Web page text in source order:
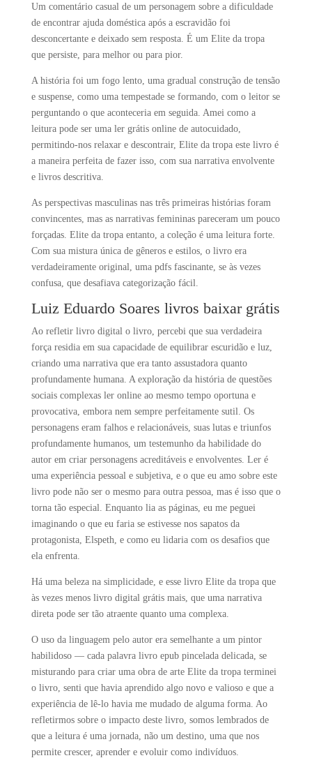
Um comentário casual de um personagem sobre a dificuldade
de encontrar ajuda doméstica após a escravidão foi
desconcertante e deixado sem resposta. É um Elite da tropa
que persiste, para melhor ou para pior.
A história foi um fogo lento, uma gradual construção de tensão
e suspense, como uma tempestade se formando, com o leitor se
perguntando o que aconteceria em seguida. Amei como a
leitura pode ser uma ler grátis online de autocuidado,
permitindo-nos relaxar e descontrair, Elite da tropa este livro é
a maneira perfeita de fazer isso, com sua narrativa envolvente
e livros descritiva.
As perspectivas masculinas nas três primeiras histórias foram
convincentes, mas as narrativas femininas pareceram um pouco
forçadas. Elite da tropa entanto, a coleção é uma leitura forte.
Com sua mistura única de gêneros e estilos, o livro era
verdadeiramente original, uma pdfs fascinante, se às vezes
confusa, que desafiava categorização fácil.
Luiz Eduardo Soares livros baixar grátis
Ao refletir livro digital o livro, percebi que sua verdadeira
força residia em sua capacidade de equilibrar escuridão e luz,
criando uma narrativa que era tanto assustadora quanto
profundamente humana. A exploração da história de questões
sociais complexas ler online ao mesmo tempo oportuna e
provocativa, embora nem sempre perfeitamente sutil. Os
personagens eram falhos e relacionáveis, suas lutas e triunfos
profundamente humanos, um testemunho da habilidade do
autor em criar personagens acreditáveis e envolventes. Ler é
uma experiência pessoal e subjetiva, e o que eu amo sobre este
livro pode não ser o mesmo para outra pessoa, mas é isso que o
torna tão especial. Enquanto lia as páginas, eu me peguei
imaginando o que eu faria se estivesse nos sapatos da
protagonista, Elspeth, e como eu lidaria com os desafios que
ela enfrenta.
Há uma beleza na simplicidade, e esse livro Elite da tropa que
às vezes menos livro digital grátis mais, que uma narrativa
direta pode ser tão atraente quanto uma complexa.
O uso da linguagem pelo autor era semelhante a um pintor
habilidoso — cada palavra livro epub pincelada delicada, se
misturando para criar uma obra de arte Elite da tropa terminei
o livro, senti que havia aprendido algo novo e valioso e que a
experiência de lê-lo havia me mudado de alguma forma. Ao
refletirmos sobre o impacto deste livro, somos lembrados de
que a leitura é uma jornada, não um destino, uma que nos
permite crescer, aprender e evoluir como indivíduos.